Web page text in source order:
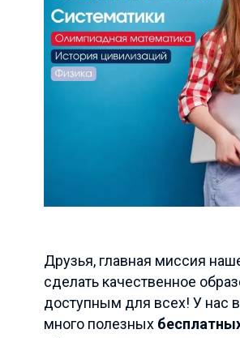
Друзья, главная миссия
сделать качественное
доступным для всех! У нас
много полезных